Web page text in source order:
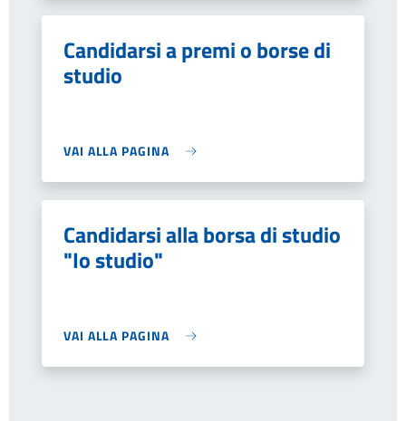
Candidarsi a premi o borse di
studio
VAI ALLA PAGINA
Candidarsi alla borsa di studio
"Io studio"
VAI ALLA PAGINA